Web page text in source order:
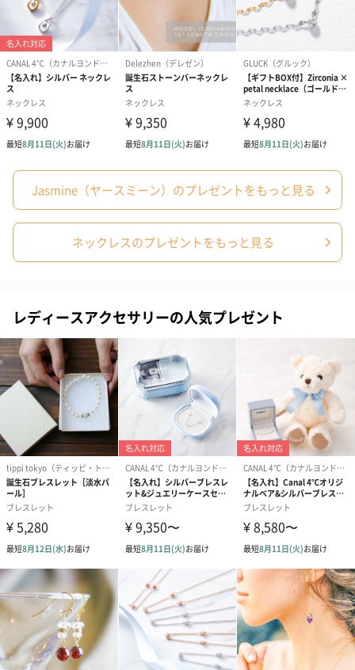
Jasmine（ヤースミーン）のプレゼントをもっと見る
ネックレスのプレゼントをもっと見る
レディースアクセサリーの人気プレゼント